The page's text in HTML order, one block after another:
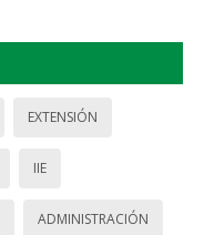
EXTENSIÓN
IIE
ADMINISTRACIÓN